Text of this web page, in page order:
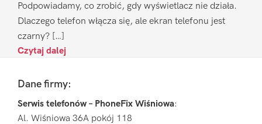
Podpowiadamy, co zrobić, gdy wyświetlacz nie działa.
Dlaczego telefon włącza się, ale ekran telefonu jest
czarny? […]
Czytaj dalej
FooterDane firmy:
Serwis telefonów – PhoneFix Wiśniowa:
Al. Wiśniowa 36A pokój 118